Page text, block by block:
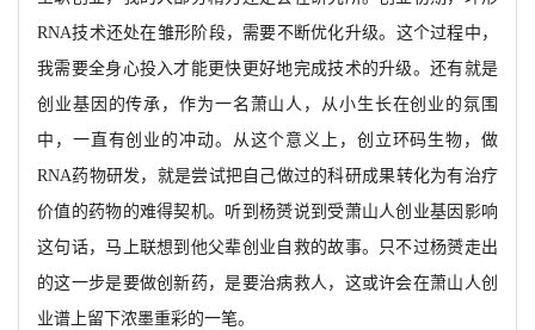
RNA技术还处在雏形阶段，需要不断优化升级。这个过程中，
我需要全身心投入才能更快更好地完成技术的升级。还有就是
创业基因的传承，作为一名萧山人，从小生长在创业的氛围
中，一直有创业的冲动。从这个意义上，创立环码生物，做
RNA药物研发，就是尝试把自己做过的科研成果转化为有治疗
价值的药物的难得契机。听到杨赟说到受萧山人创业基因影响
这句话，马上联想到他父辈创业自 救的故事。只不过杨赟走出
的这一步是要做创新药，是要治病救人，这或许会在萧山人创
业谱上留下浓墨重彩的一笔。